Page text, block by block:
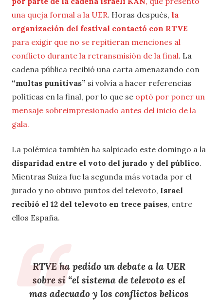
una queja formal a la UER. Horas después, la
organización del festival contactó con RTVE
para exigir que no se repitieran menciones al
conflicto durante la retransmisión de la final. La
cadena pública recibió una carta amenazando con
“multas punitivas” si volvía a hacer referencias
políticas en la final, por lo que se optó por poner un
mensaje sobreimpresionado antes del inicio de la
gala.
La polémica también ha salpicado este domingo a la
disparidad entre el voto del jurado y del público.
Mientras Suiza fue la segunda más votada por el
jurado y no obtuvo puntos del televoto, Israel
recibió el 12 del televoto en trece países, entre
ellos España.
RTVE ha pedido un debate a la UER
sobre si “el sistema de televoto es el
mas adecuado y los conflictos belicos